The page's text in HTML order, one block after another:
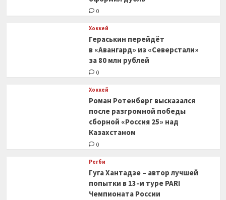
0
Хоккей
Гераськин перейдёт
в «Авангард» из «Северстали»
за 80 млн рублей
0
Хоккей
Роман Ротенберг высказался
после разгромной победы
сборной «Россия 25» над
Казахстаном
0
Регби
Гуга Хантадзе – автор лучшей
попытки в 13-м туре PARI
Чемпионата России